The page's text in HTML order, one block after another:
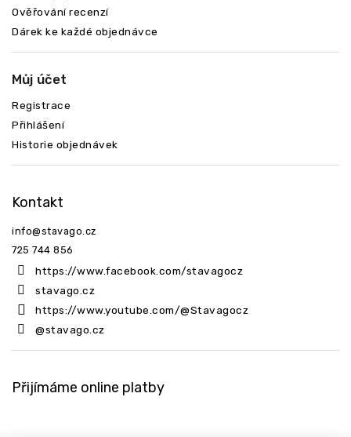
Ověřování recenzí
Dárek ke každé objednávce
Můj účet
Registrace
Přihlášení
Historie objednávek
Kontakt
info@stavago.cz
725 744 856
https://www.facebook.com/stavagocz
stavago.cz
https://www.youtube.com/@Stavagocz
@stavago.cz
Přijímáme online platby